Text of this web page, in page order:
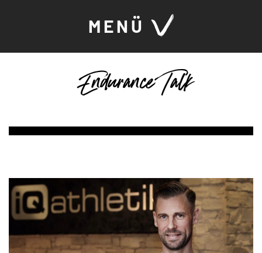
MENÜ
Endurance Talk